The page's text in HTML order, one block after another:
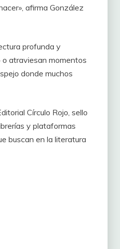
afirma González
profunda y
o atraviesan momentos
donde muchos
Círculo Rojo, sello
y plataformas
buscan en la literatura